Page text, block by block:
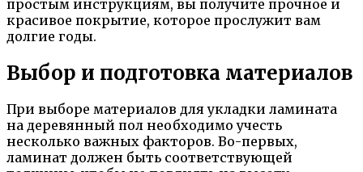
простым инструкциям, вы получите прочное и
красивое покрытие, которое прослужит вам
долгие годы.
Выбор и подготовка материалов
При выборе материалов для укладки ламината
на деревянный пол необходимо учесть
несколько важных факторов. Во-первых,
ламинат должен быть соответствующей